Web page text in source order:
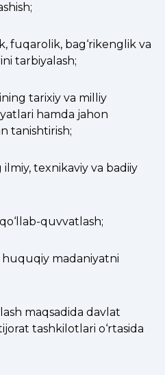
fuqarolik, bag‘rikenglik va
tarbiyalash;
tarixiy va milliy
hamda jahon
tanishtirish;
texnikaviy va badiiy
quvvatlash;
madaniyatni
maqsadida davlat
tashkilotlari o‘rtasida